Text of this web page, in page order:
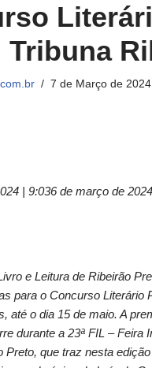
7 de Março de 2024
| 9:036 de março de
e Leitura de Ribeirão
para o Concurso Literário
até o dia 15 de maio. A
durante a 23ª FIL – Feira
Preto, que traz nesta